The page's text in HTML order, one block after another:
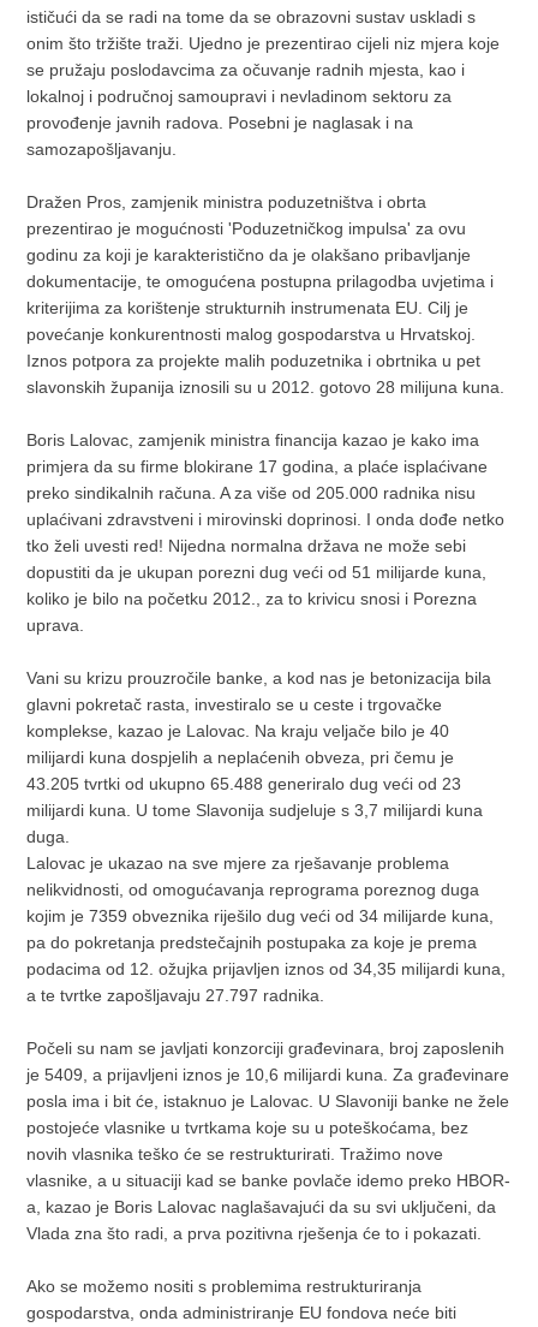
ističući da se radi na tome da se obrazovni sustav uskladi s
onim što tržište traži. Ujedno je prezentirao cijeli niz mjera koje
se pružaju poslodavcima za očuvanje radnih mjesta, kao i
lokalnoj i područnoj samoupravi i nevladinom sektoru za
provođenje javnih radova. Posebni je naglasak i na
samozapošljavanju.
Dražen Pros, zamjenik ministra poduzetništva i obrta
prezentirao je mogućnosti 'Poduzetničkog impulsa' za ovu
godinu za koji je karakteristično da je olakšano pribavljanje
dokumentacije, te omogućena postupna prilagodba uvjetima i
kriterijima za korištenje strukturnih instrumenata EU. Cilj je
povećanje konkurentnosti malog gospodarstva u Hrvatskoj.
Iznos potpora za projekte malih poduzetnika i obrtnika u pet
slavonskih županija iznosili su u 2012. gotovo 28 milijuna kuna.
Boris Lalovac, zamjenik ministra financija kazao je kako ima
primjera da su firme blokirane 17 godina, a plaće isplaćivane
preko sindikalnih računa. A za više od 205.000 radnika nisu
uplaćivani zdravstveni i mirovinski doprinosi. I onda dođe netko
tko želi uvesti red! Nijedna normalna država ne može sebi
dopustiti da je ukupan porezni dug veći od 51 milijarde kuna,
koliko je bilo na početku 2012., za to krivicu snosi i Porezna
uprava.
Vani su krizu prouzročile banke, a kod nas je betonizacija bila
glavni pokretač rasta, investiralo se u ceste i trgovačke
komplekse, kazao je Lalovac. Na kraju veljače bilo je 40
milijardi kuna dospjelih a neplaćenih obveza, pri čemu je
43.205 tvrtki od ukupno 65.488 generiralo dug veći od 23
milijardi kuna. U tome Slavonija sudjeluje s 3,7 milijardi kuna
duga.
Lalovac je ukazao na sve mjere za rješavanje problema
nelikvidnosti, od omogućavanja reprograma poreznog duga
kojim je 7359 obveznika riješilo dug veći od 34 milijarde kuna,
pa do pokretanja predstečajnih postupaka za koje je prema
podacima od 12. ožujka prijavljen iznos od 34,35 milijardi kuna,
a te tvrtke zapošljavaju 27.797 radnika.
Počeli su nam se javljati konzorciji građevinara, broj zaposlenih
je 5409, a prijavljeni iznos je 10,6 milijardi kuna. Za građevinare
posla ima i bit će, istaknuo je Lalovac. U Slavoniji banke ne žele
postojeće vlasnike u tvrtkama koje su u poteškoćama, bez
novih vlasnika teško će se restrukturirati. Tražimo nove
vlasnike, a u situaciji kad se banke povlače idemo preko HBOR-
a, kazao je Boris Lalovac naglašavajući da su svi uključeni, da
Vlada zna što radi, a prva pozitivna rješenja će to i pokazati.
Ako se možemo nositi s problemima restrukturiranja
gospodarstva, onda administriranje EU fondova neće biti